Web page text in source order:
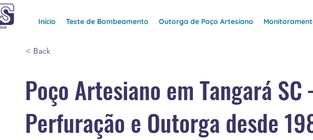
Início Teste de Bombeamento Outorga de Poço Artesiano
< Back
Poço Artesiano em Tangará
Perfuração e Outorga desde